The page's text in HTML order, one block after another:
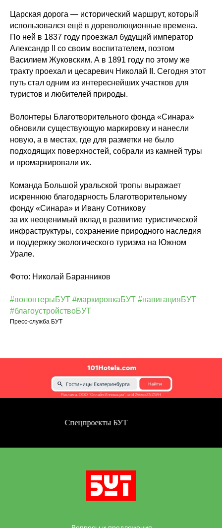
Царская дорога — исторический маршрут, который
использовался ещё в дореволюционные времена.
По ней в 1837 году проезжал будущий император
Александр II со своим воспитателем, поэтом
Василием Жуковским. А в 1891 году по этому же
тракту проехал и цесаревич Николай II. Сегодня этот
путь стал одним из интереснейших участков для
туристов и любителей природы.
Волонтеры Благотворительного фонда «Синара»
обновили существующую маркировку и нанесли
новую, а в местах, где для разметки не было
подходящих поверхностей, собрали из камней туры
и промаркировали их.
Команда Большой уральской тропы выражает
искреннюю благодарность Благотворительному
фонду «Синара» и Ивану Сотникову
за их неоценимый вклад в развитие туристической
инфраструктуры, сохранение природного наследия
и поддержку экологического туризма на Южном
Урале.
Фото: Николай Баранников
#волонтерыБУТ #маркировкаБУТ #навигацияБУТ
#благоустройствоБУТ
Пресс-служба БУТ
Реклама. ООО "Онлайн Инновации". erid 2VtzqxZNZWH
Спецпроекты БУТ